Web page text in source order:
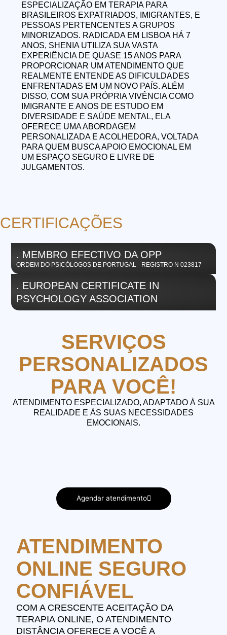
ESPECIALIZAÇÃO EM TERAPIA PARA
BRASILEIROS EXPATRIADOS, IMIGRANTES, E
PESSOAS PERTENCENTES A GRUPOS
MINORIZADOS. RADICADA EM LISBOA HÁ 7
ANOS, SHENIA UTILIZA SUA VASTA
EXPERIÊNCIA DE QUASE 15 ANOS PARA
PROPORCIONAR UM ATENDIMENTO QUE
REALMENTE ENTENDE AS DIFICULDADES
ENFRENTADAS EM UM NOVO PAÍS. ALÉM
DISSO, COM SUA PRÓPRIA VIVÊNCIA COMO
IMIGRANTE E ANOS DE ESTUDO EM
DIVERSIDADE E SAÚDE MENTAL, ELA
OFERECE UMA ABORDAGEM
PERSONALIZADA E ACOLHEDORA, VOLTADA
PARA QUEM BUSCA APOIO EMOCIONAL EM
UM ESPAÇO SEGURO E LIVRE DE
JULGAMENTOS.
CERTIFICAÇÕES
. MEMBRO EFECTIVO DA OPP
ORDEM DO PSICÓLOGOS DE PORTUGAL - REGISTRO N 023817
. EUROPEAN CERTIFICATE IN
PSYCHOLOGY ASSOCIATION
SERVIÇOS
PERSONALIZADOS
PARA VOCÊ!
ATENDIMENTO ESPECIALIZADO, ADAPTADO À SUA
REALIDADE E ÀS SUAS NECESSIDADES
EMOCIONAIS.
Agendar atendimento
ATENDIMENTO
ONLINE SEGURO
CONFIÁVEL
COM A CRESCENTE ACEITAÇÃO DA
TERAPIA ONLINE, O ATENDIMENTO
DISTÂNCIA OFERECE A VOCÊ A